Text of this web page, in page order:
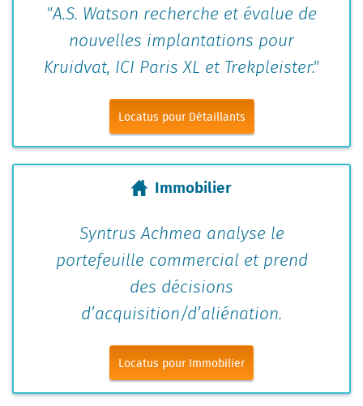
"A.S. Watson recherche et évalue de
nouvelles implantations pour
Kruidvat, ICI Paris XL et Trekpleister."
Locatus pour Détaillants
Immobilier
Syntrus Achmea analyse le
portefeuille commercial et prend
des décisions
d’acquisition/d’aliénation.
Locatus pour Immobilier